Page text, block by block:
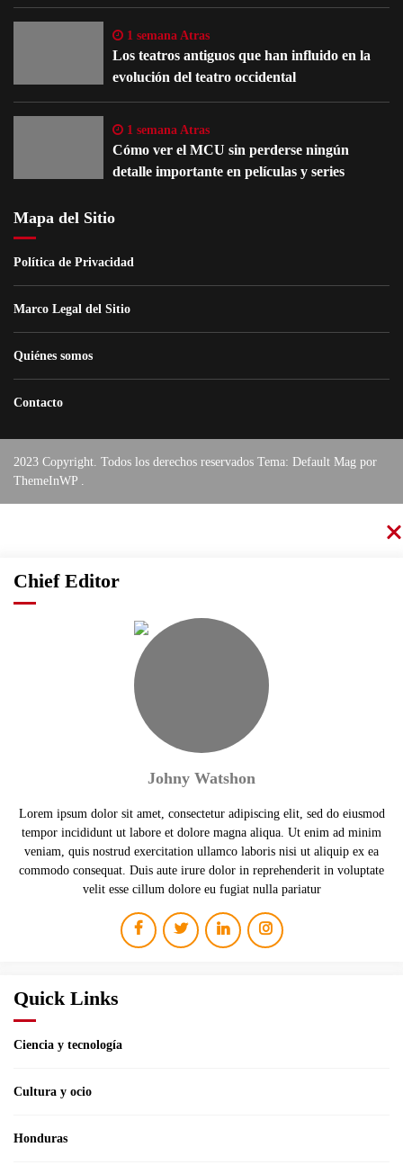
1 semana Atras
Los teatros antiguos que han influido en la
evolución del teatro occidental
1 semana Atras
Cómo ver el MCU sin perderse ningún
detalle importante en películas y series
Mapa del Sitio
Política de Privacidad
Marco Legal del Sitio
Quiénes somos
Contacto
2023 Copyright. Todos los derechos reservados Tema: Default Mag por
ThemeInWP
Chief Editor
Johny Watshon
Lorem ipsum dolor sit amet, consectetur adipiscing elit, sed do eiusmod
tempor incididunt ut labore et dolore magna aliqua. Ut enim ad minim
veniam, quis nostrud exercitation ullamco laboris nisi ut aliquip ex ea
commodo consequat. Duis aute irure dolor in reprehenderit in voluptate
velit esse cillum dolore eu fugiat nulla pariatur
Quick Links
Ciencia y tecnología
Cultura y ocio
Honduras